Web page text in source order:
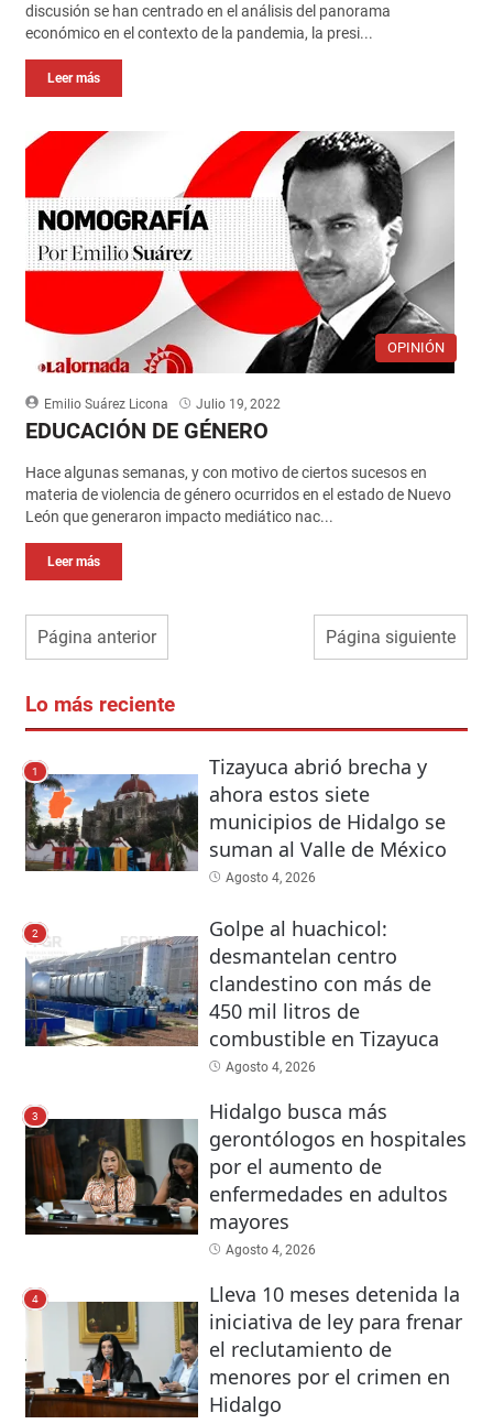
discusión se han centrado en el análisis del panorama
económico en el contexto de la pandemia, la presi...
Leer más
OPINIÓN
Emilio Suárez Licona Julio 19, 2022
EDUCACIÓN DE GÉNERO
Hace algunas semanas, y con motivo de ciertos sucesos en
materia de violencia de género ocurridos en el estado de Nuevo
León que generaron impacto mediático nac...
Leer más
Página anterior Página siguiente
Lo más reciente
1
Tizayuca abrió brecha y
ahora estos siete
municipios de Hidalgo se
suman al Valle de México
Agosto 4, 2026
2
Golpe al huachicol:
desmantelan centro
clandestino con más de
450 mil litros de
combustible en Tizayuca
Agosto 4, 2026
3
Hidalgo busca más
gerontólogos en hospitales
por el aumento de
enfermedades en adultos
mayores
Agosto 4, 2026
4
Lleva 10 meses detenida la
iniciativa de ley para frenar
el reclutamiento de
menores por el crimen en
Hidalgo